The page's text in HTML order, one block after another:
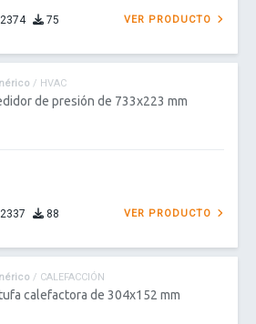
2374 75 VER PRODUCTO
/ HVAC
de presión de 733x223 mm
2337 88 VER PRODUCTO
/ CALEFACCIÓN
calefactora de 304x152 mm